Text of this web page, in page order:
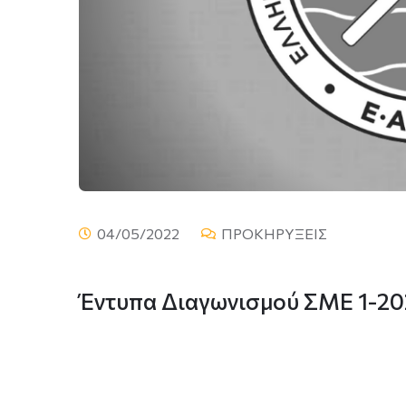
04/05/2022 ΠΡΟΚΗΡΥΞΕΙΣ
Έντυπα Διαγωνισμού ΣΜΕ 1-